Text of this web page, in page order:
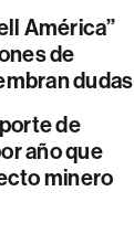
América”
de
dudas
de
año que
minero